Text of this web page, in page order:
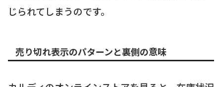
じられてしまうのです。
売り切れ表示のパターンと裏側の意味